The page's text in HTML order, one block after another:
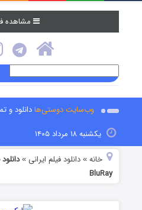
مشاهده
وب‌سایت دوستی‌هادانلود و
یکشنبه ۱۸ مرداد ۱۴۰۵
خانه »دانلود فیلم‌ ایرانی »
BluRay